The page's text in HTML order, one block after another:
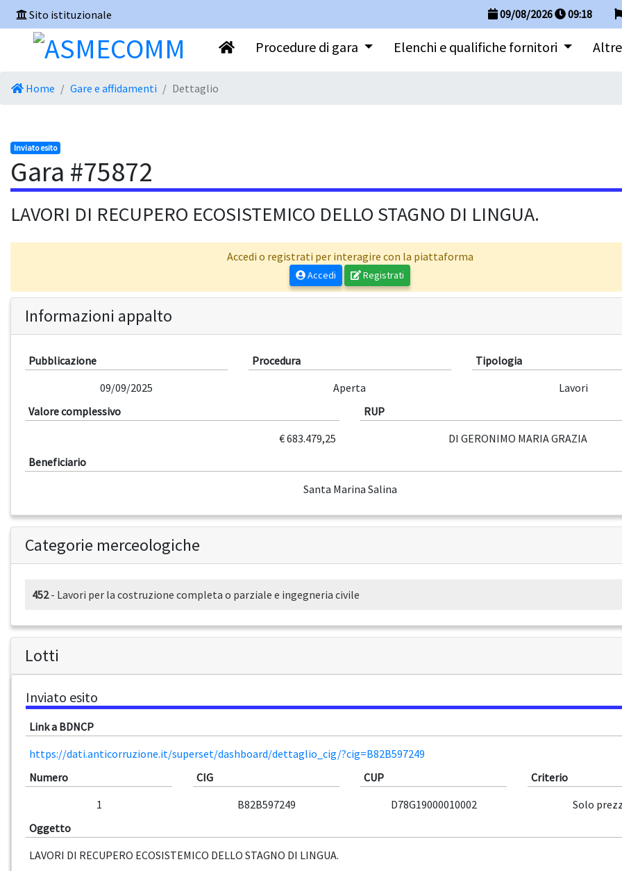
Sito istituzionale 09/08/2026 09:18
Procedure di gara Elenchi e qualifiche fornitori
Home Gare e affidamenti Dettaglio
Inviato esito
Gara #75872
LAVORI DI RECUPERO ECOSISTEMICO DELLO STAGNO DI LINGUA.
Accedi o registrati per interagire con la piattaforma
Accedi Registrati
Informazioni appalto
Pubblicazione
09/09/2025
Procedura
Aperta
Tipologia
Lavori
Valore complessivo
€ 683.479,25
RUP
DI GERONIMO MARIA GRAZIA
Beneficiario
Santa Marina Salina
Categorie merceologiche
452- Lavori per la costruzione completa o parziale e ingegneria civile
Lotti
Inviato esito
Link a BDNCP
https://dati.anticorruzione.it/superset/dashboard/dettaglio_cig/?cig=B82B597249
Numero
1
CIG
B82B597249
CUP
D78G19000010002
Criterio
Solo
Oggetto
LAVORI DI RECUPERO ECOSISTEMICO DELLO STAGNO DI LINGUA.